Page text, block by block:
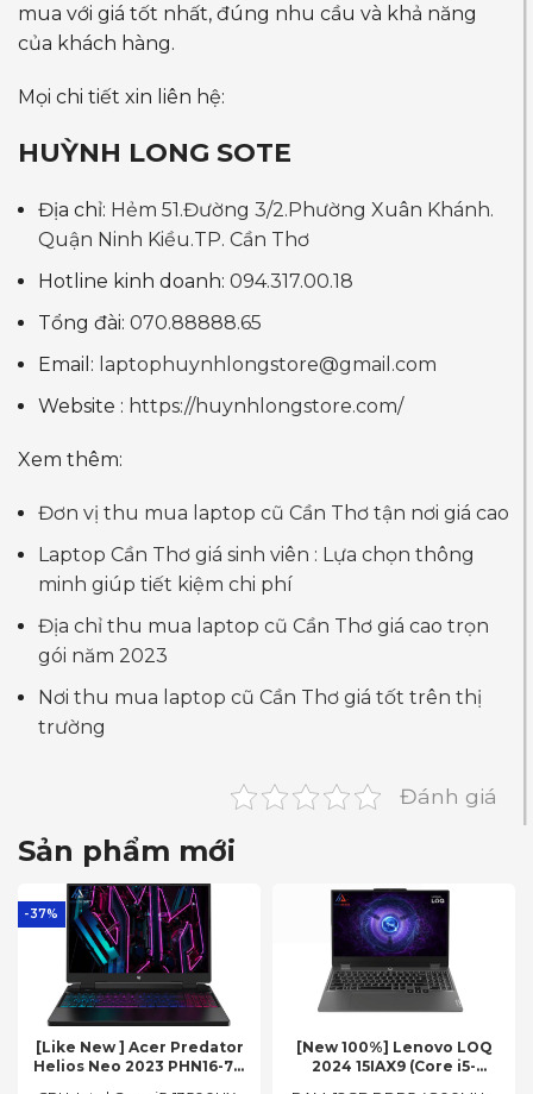
mua với giá tốt nhất, đúng nhu cầu và khả năng
của khách hàng.
Mọi chi tiết xin liên hệ:
HUỲNH LONG SOTE
Địa chỉ: Hẻm 51.Đường 3/2.Phường Xuân Khánh.
Quận Ninh Kiều.TP. Cần Thơ
Hotline kinh doanh: 094.317.00.18
Tổng đài: 070.88888.65
Email: laptophuynhlongstore@gmail.com
Website : https://huynhlongstore.com/
Xem thêm:
Đơn vị thu mua laptop cũ Cần Thơ tận nơi giá cao
Laptop Cần Thơ giá sinh viên : Lựa chọn thông
minh giúp tiết kiệm chi phí
Địa chỉ thu mua laptop cũ Cần Thơ giá cao trọn
gói năm 2023
Nơi thu mua laptop cũ Cần Thơ giá tốt trên thị
trường
Đánh giá
Sản phẩm mới
-37%
[Like New ] Acer Predator
Helios Neo 2023 PHN16-71-
[New 100%] Lenovo LOQ
2024 15IAX9 (Core i5-